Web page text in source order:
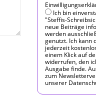
Ich bin
"Steffis-
neue Beiträge
werden
genutzt. Ich kann
jederzeit
einem Klick auf
widerrufen, den
Ausgabe finde.
zum
unserer